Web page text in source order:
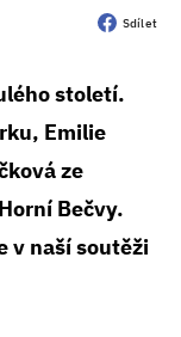
Sdílet
století.
Emilie
ze
Bečvy.
v naší soutěži